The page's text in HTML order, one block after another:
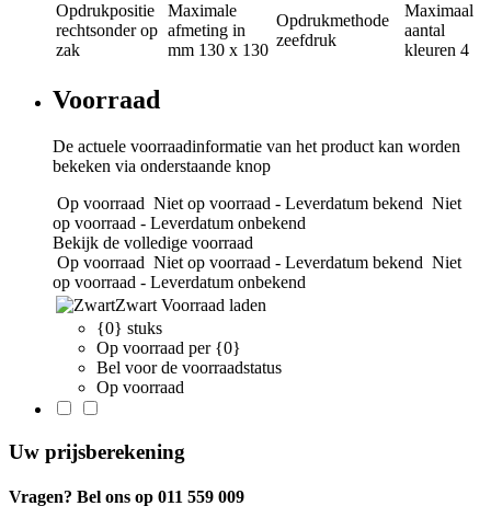
Opdrukpositie
rechtsonder op
zak
Maximale
afmeting in
mm 130 x 130
Opdrukmethode
zeefdruk
Maximaal
aantal
kleuren 4
Voorraad
De actuele voorraadinformatie van het product kan worden
bekeken via onderstaande knop
Op voorraad Niet op voorraad - Leverdatum bekend Niet
op voorraad - Leverdatum onbekend
Bekijk de volledige voorraad
Op voorraad Niet op voorraad - Leverdatum bekend Niet
op voorraad - Leverdatum onbekend
Zwart Voorraad laden
{0} stuks
Op voorraad per {0}
Bel voor de voorraadstatus
Op voorraad
Uw prijsberekening
Vragen? Bel ons op 011 559 009